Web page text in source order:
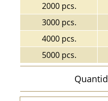
2000 pcs.
3000 pcs.
4000 pcs.
5000 pcs.